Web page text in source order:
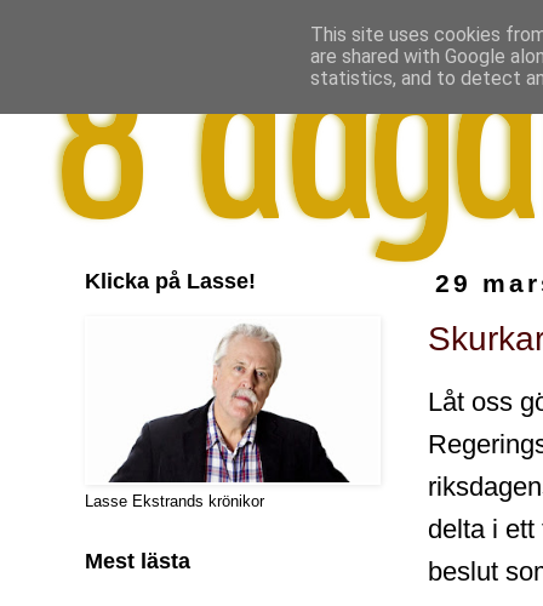
29
Låt oss
delta i ett
beslut
Klicka på Lasse!
Lasse Ekstrands krönikor
Mest lästa
This site uses cookies
are shared with Google
statistics, and to detect